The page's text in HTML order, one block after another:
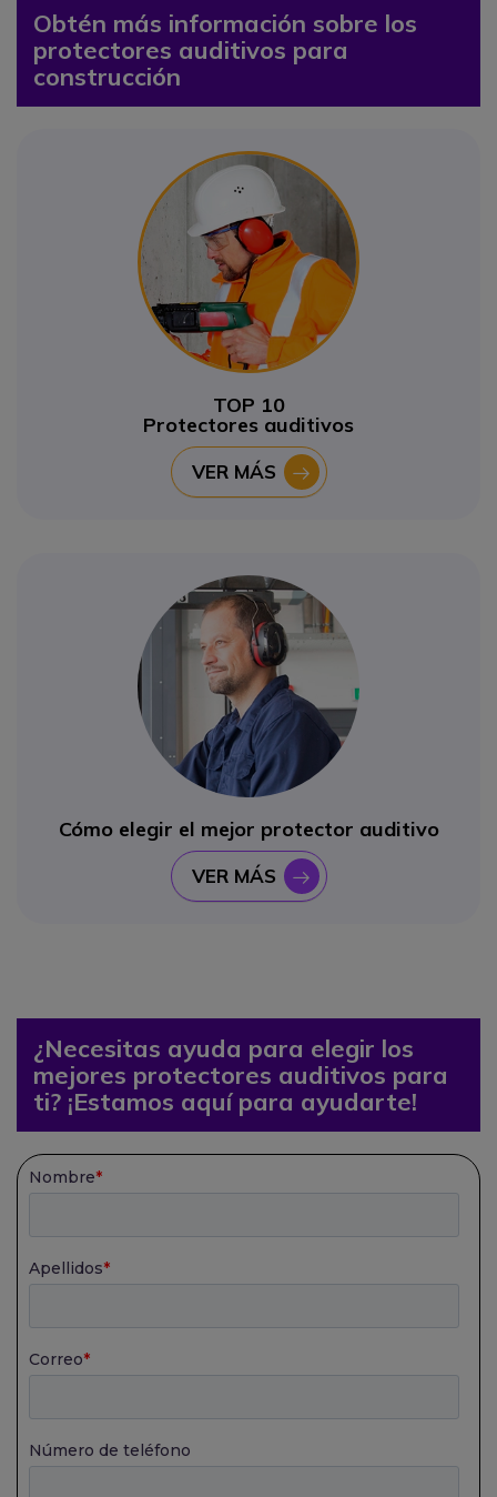
Obtén más información sobre los
protectores auditivos para
construcción
TOP 10
Protectores auditivos
VER MÁS icono
Cómo elegir el mejor protector auditivo
VER MÁS icono
¿Necesitas ayuda para elegir los
mejores protectores auditivos para
ti? ¡Estamos aquí para ayudarte!